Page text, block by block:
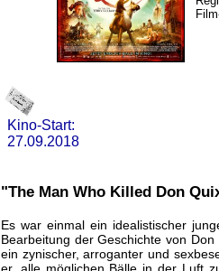
Kino-Start:
27.09.2018
"The Man Who Killed Don
Es war einmal ein idealistischer
Bearbeitung der Geschichte von
ein zynischer, arroganter und